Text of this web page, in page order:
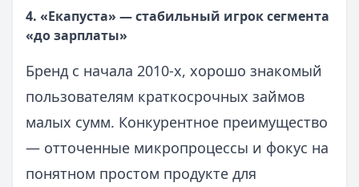
4. «Екапуста» — стабильный игрок сегмента
«до зарплаты»
Бренд с начала 2010-х, хорошо знакомый
пользователям краткосрочных займов
малых сумм. Конкурентное преимущество
— отточенные микропроцессы и фокус на
понятном простом продукте для